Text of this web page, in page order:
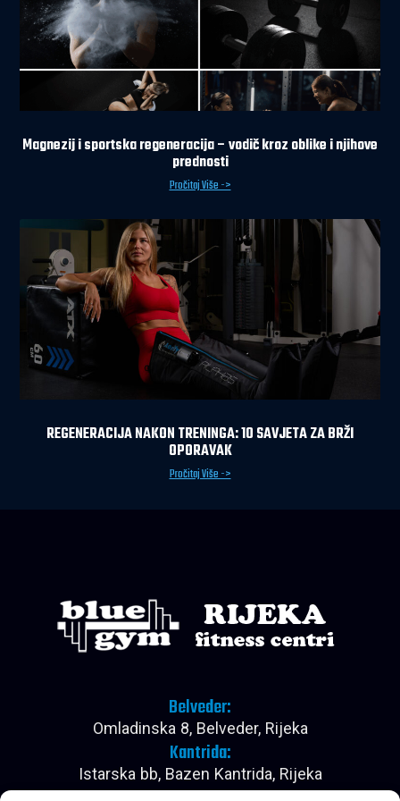
Magnezij i sportska regeneracija – vodič kroz oblike i njihove
prednosti
Pročitaj Više ->
REGENERACIJA NAKON TRENINGA: 10 SAVJETA ZA BRŽI
OPORAVAK
Pročitaj Više ->
Belveder:
Omladinska 8, Belveder, Rijeka
Kantrida:
Istarska bb, Bazen Kantrida, Rijeka